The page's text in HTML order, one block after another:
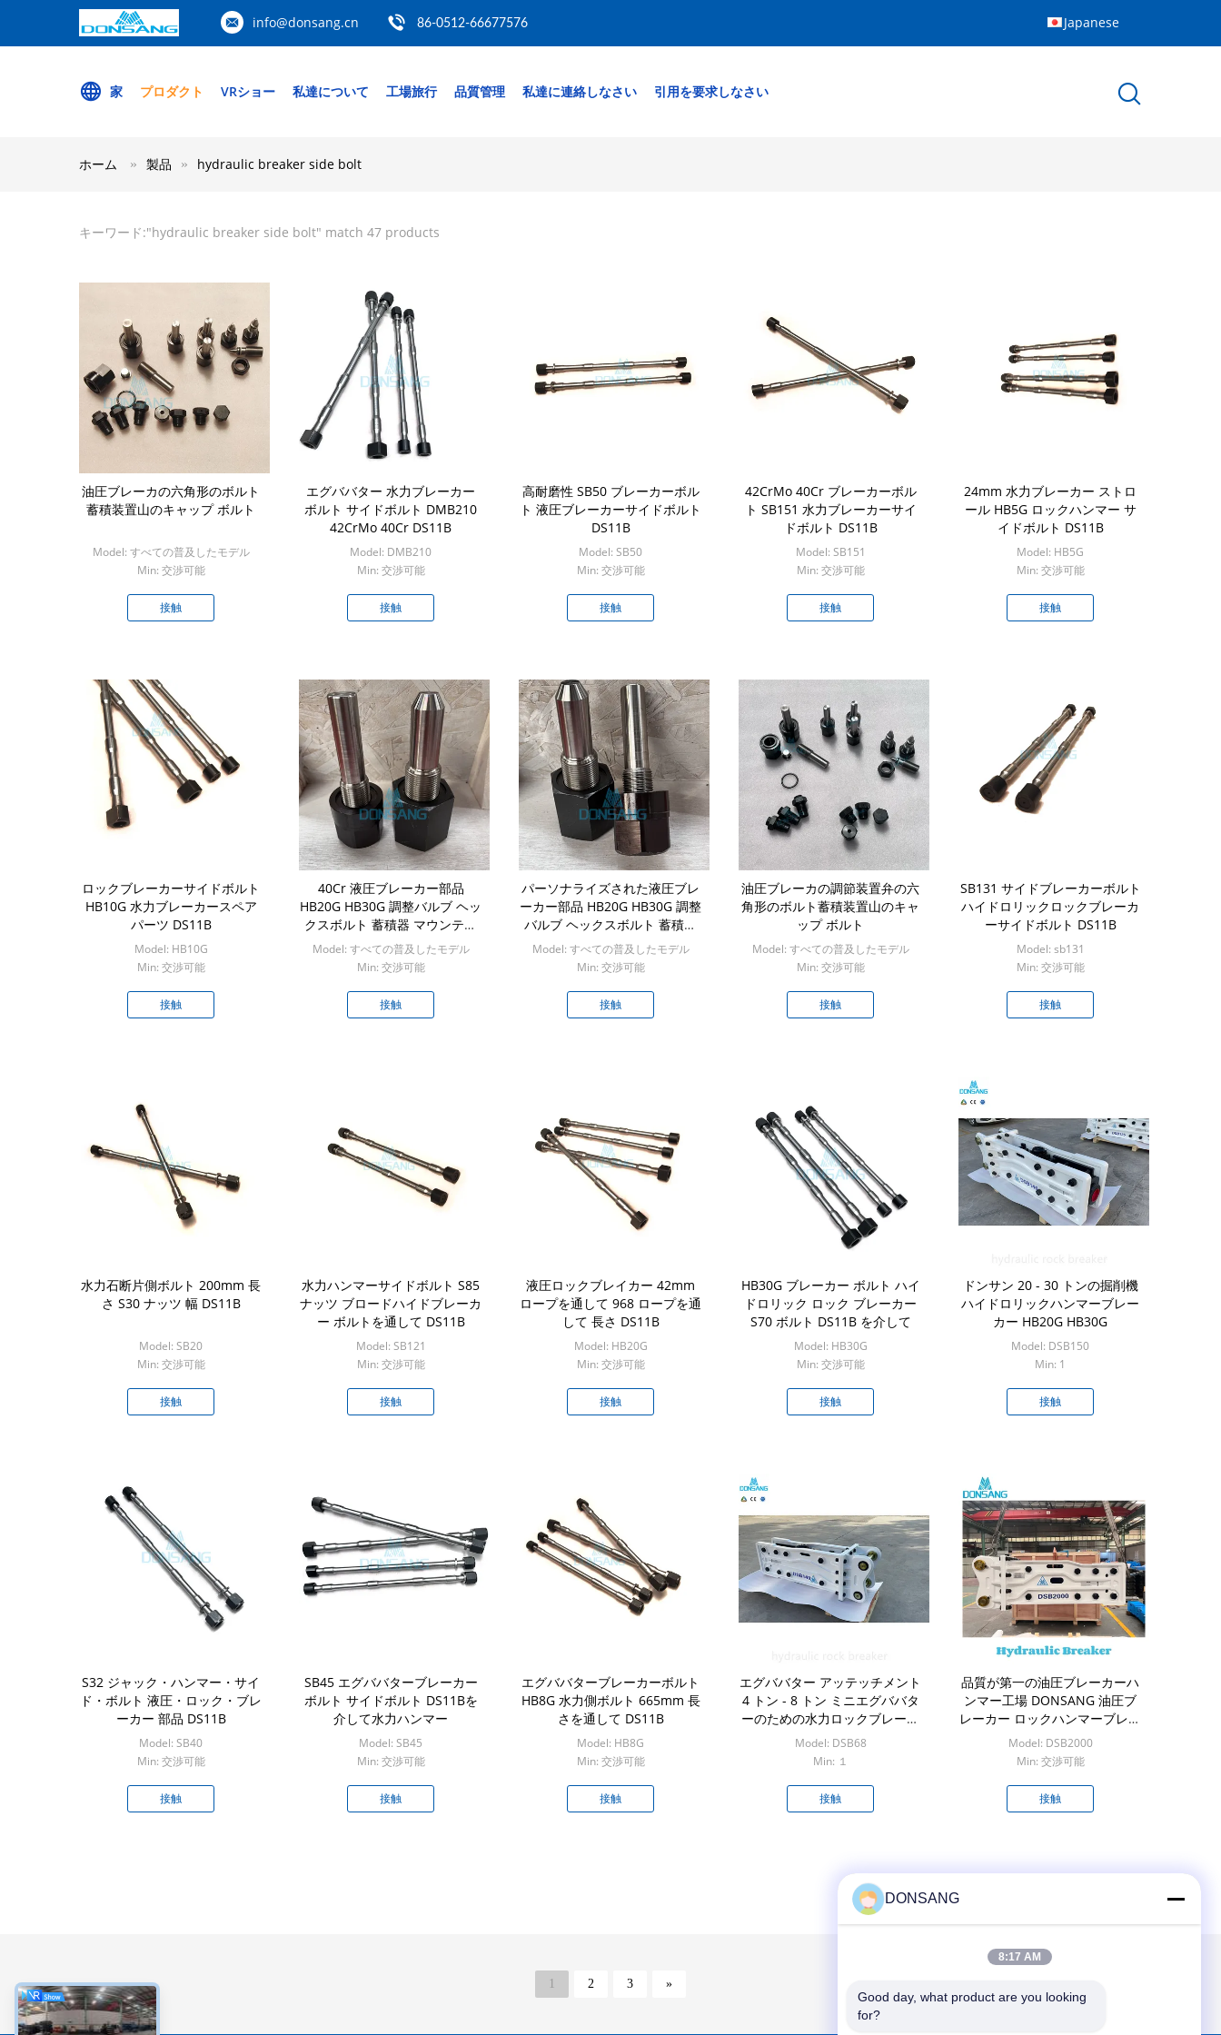
info@donsang.cn 86-0512-66677576 Japanese
家 プロダクト VRショー 私達について 工場旅行 品質管理 私達に連絡しなさい 引用を要求しなさい
ホーム 製品 hydraulic breaker side bolt
キーワード:"hydraulic breaker side bolt" match 47 products
油圧ブレーカの六角形のボルト
蓄積装置山のキャップ ボルト
Model: すべての普及したモデル
Min: 交渉可能
接触
エグババター 水力ブレーカー
ボルト サイドボルト DMB210
42CrMo 40Cr DS11B
Model: DMB210
Min: 交渉可能
接触
高耐磨性 SB50 ブレーカーボル
ト 液圧ブレーカーサイドボルト
DS11B
Model: SB50
Min: 交渉可能
接触
42CrMo 40Cr ブレーカーボル
ト SB151 水力ブレーカーサイ
ドボルト DS11B
Model: SB151
Min: 交渉可能
接触
24mm 水力ブレーカー ストロ
ール HB5G ロックハンマー サ
イドボルト DS11B
Model: HB5G
Min: 交渉可能
接触
ロックブレーカーサイドボルト
HB10G 水力ブレーカースペア
パーツ DS11B
Model: HB10G
Min: 交渉可能
接触
40Cr 液圧ブレーカー部品
HB20G HB30G 調整バルブ ヘッ
クスボルト 蓄積器 マウンテン
キャップボルト
Model: すべての普及したモデル
Min: 交渉可能
接触
パーソナライズされた液圧ブレ
ーカー部品 HB20G HB30G 調整
バルブ ヘックスボルト 蓄積器
マウンテンキャップボルト
Model: すべての普及したモデル
Min: 交渉可能
接触
油圧ブレーカの調節装置弁の六
角形のボルト蓄積装置山のキャ
ップ ボルト
Model: すべての普及したモデル
Min: 交渉可能
接触
SB131 サイドブレーカーボルト
ハイドロリックロックブレーカ
ーサイドボルト DS11B
Model: sb131
Min: 交渉可能
接触
水力石断片側ボルト 200mm 長
さ S30 ナッツ 幅 DS11B
Model: SB20
Min: 交渉可能
接触
水力ハンマーサイドボルト S85
ナッツ ブロードハイドブレーカ
ー ボルトを通して DS11B
Model: SB121
Min: 交渉可能
接触
液圧ロックブレイカー 42mm
ロープを通して 968 ロープを通
して 長さ DS11B
Model: HB20G
Min: 交渉可能
接触
HB30G ブレーカー ボルト ハイ
ドロリック ロック ブレーカー
S70 ボルト DS11B を介して
Model: HB30G
Min: 交渉可能
接触
ドンサン 20 - 30 トンの掘削機
ハイドロリックハンマーブレー
カー HB20G HB30G
Model: DSB150
Min: 1
接触
S32 ジャック・ハンマー・サイ
ド・ボルト 液圧・ロック・ブレ
ーカー 部品 DS11B
Model: SB40
Min: 交渉可能
接触
SB45 エグババターブレーカー
ボルト サイドボルト DS11Bを
介して水力ハンマー
Model: SB45
Min: 交渉可能
接触
エグババターブレーカーボルト
HB8G 水力側ボルト 665mm 長
さを通して DS11B
Model: HB8G
Min: 交渉可能
接触
エグババター アッテッチメント
4 トン - 8 トン ミニエグババタ
ーのための水力ロックブレーカ
ーハンマー
Model: DSB68
Min: １
接触
品質が第一の油圧ブレーカーハ
ンマー工場 DONSANG 油圧ブ
レーカー ロックハンマーブレー
カー 毎日安定した性能を提供
Model: DSB2000
Min: 交渉可能
接触
1 2 3 »
DONSANG
8:17 AM
Good day, what product are you looking
for?